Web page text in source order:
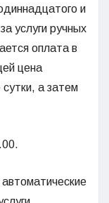
и
услуги ручных
оплата в
цена
а затем